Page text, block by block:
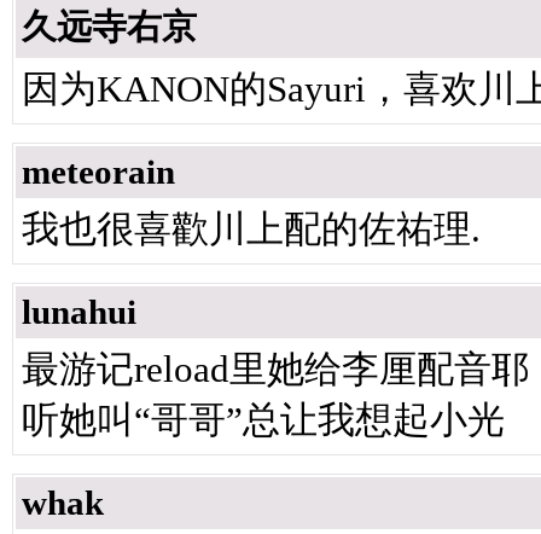
久远寺右京
因为KANON的Sayuri，喜欢
meteorain
我也很喜歡川上配的佐祐理.
lunahui
最游记reload里她给李厘配音耶
听她叫“哥哥”总让我想起小光
whak